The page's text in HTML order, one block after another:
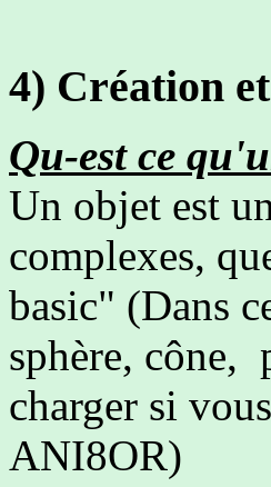
4) Création
Qu-est ce
Un objet est
complexes,
basic" (Dans
sphère, cône,
charger si
ANI8OR)